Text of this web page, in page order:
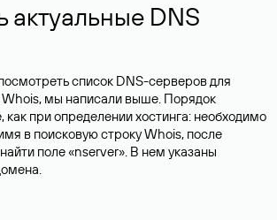
актуальные DNS
список DNS-серверов для
мы написали выше. Порядок
как при определении хостинга: необходимо
в поисковую строку Whois, после
поле «nserver». В нем указаны